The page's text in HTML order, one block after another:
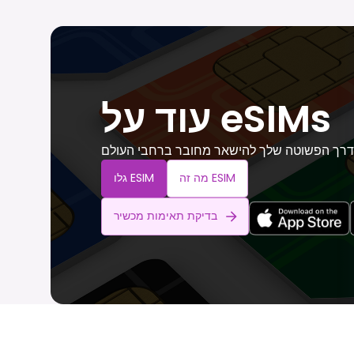
עוד על eSIMs
הפשוטה שלך להישאר מחובר ברחבי העולם
גלו ESIM מה זה ESIM
בדיקת תאימות מכשיר